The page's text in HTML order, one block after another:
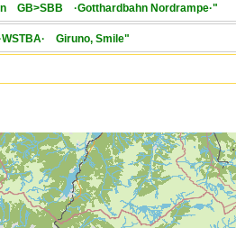
GB>SBB ·Gotthardbahn Nordrampe·"
Giruno, Smile"